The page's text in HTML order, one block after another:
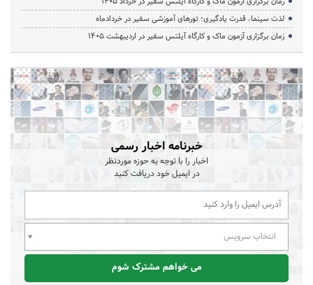
لذت سینما، قدرت یادگیری؛ تورهای آموزشی سفیر در خردادماه
زمان برگزاری آزمون ماک و کارگاه آیلتس سفیر در اردیبهشت 1405
خبرنامه اخبار رسمی
اخبار را با توجه به حوزه موردنظر
در ایمیل خود دریافت کنید
انتخاب سرویس
می خواهم مشترک شوم